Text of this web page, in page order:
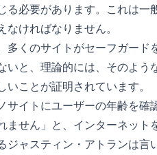
る必要があります。これは一
なければなりません。
多くのサイトがセーフガード
いと、理論的には、そのよう
いことが証明されています。
サイトにユーザーの年齢を
ません」と、インターネッ
ジャスティン・アトランは言